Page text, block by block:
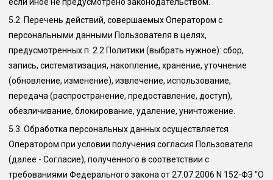
5.2. Перечень действий, совершаемых Оператором с
персональными данными Пользователя в целях,
предусмотренных п. 2.2 Политики (выбрать нужное): сбор,
запись, систематизация, накопление, хранение, уточнение
(обновление, изменение), извлечение, использование,
передача (распространение, предоставление, доступ),
обезличивание, блокирование, удаление, уничтожение.
5.3. Обработка персональных данных осуществляется
Оператором при условии получения согласия Пользователя
(далее - Согласие), полученного в соответствии с
требованиями Федерального закона от 27.07.2006 N 152-ФЗ "О